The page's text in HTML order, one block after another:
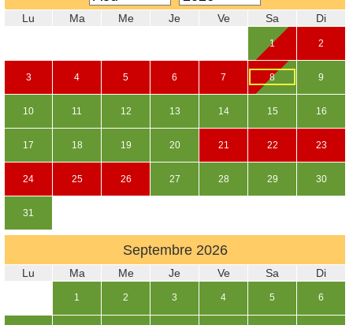
Lu Ma Me Je Ve Sa Di
1 2
3 4 5 6 7 8 9
10 11 12 13 14 15 16
17 18 19 20 21 22 23
24 25 26 27 28 29 30
31
Septembre 2026
Lu Ma Me Je Ve Sa Di
1 2 3 4 5 6